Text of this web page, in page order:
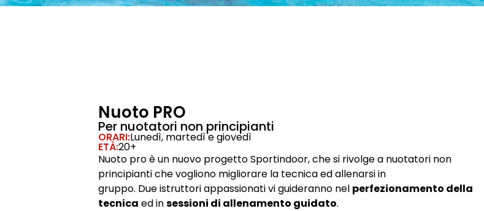
Nuoto PRO
Per nuotatori non principianti
ORARI:Lunedì, martedì e giovedì
ETÀ:20+
Nuoto pro è un nuovo progetto Sportindoor, che si rivolge a nuotatori non
principianti che vogliono migliorare la tecnica ed allenarsi in
gruppo. Due istruttori appassionati vi guideranno nel perfezionamento della
tecnica ed insessioni di allenamento guidato.